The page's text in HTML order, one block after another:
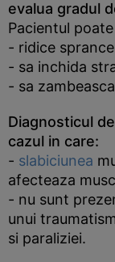
evalua gradul
Pacientul
- ridice
- sa inchida
- sa
Diagnosticul
cazul in care:
- slabiciunea
afecteaza
- nu sunt
unui
si paraliziei.